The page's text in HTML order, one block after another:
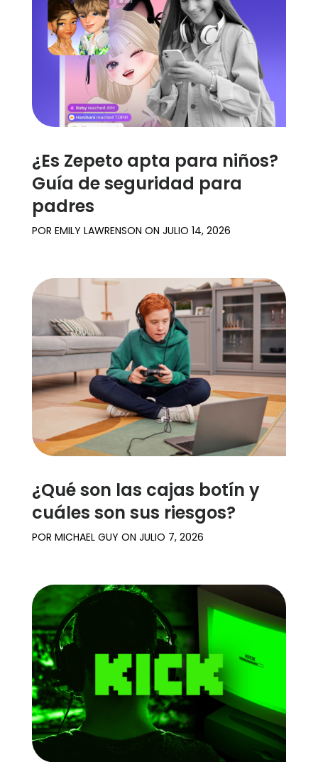
¿Es Zepeto apta para niños?
Guía de seguridad para
padres
POR EMILY LAWRENSON ON JULIO 14, 2026
¿Qué son las cajas botín y
cuáles son sus riesgos?
POR MICHAEL GUY ON JULIO 7, 2026